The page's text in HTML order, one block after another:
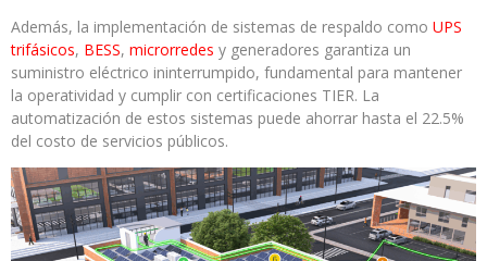
Además, la implementación de sistemas de respaldo como UPS
trifásicos, BESS, microrredes y generadores garantiza un
suministro eléctrico ininterrumpido, fundamental para mantener
la operatividad y cumplir con certificaciones TIER. La
automatización de estos sistemas puede ahorrar hasta el 22.5%
del costo de servicios públicos.